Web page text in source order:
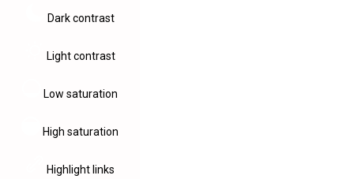
Dark contrast
Light contrast
Low saturation
High saturation
Highlight links